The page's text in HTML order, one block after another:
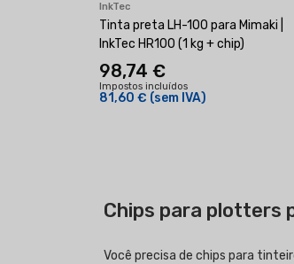
InkTec
Tinta preta LH-100 para Mimaki |
InkTec HR100 (1 kg + chip)
98,74 €
Impostos incluídos
81,60 € (sem IVA)
Chips para plotters
Você precisa de chips para